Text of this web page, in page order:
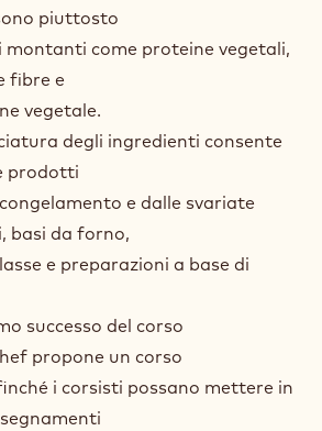
piuttosto
come proteine vegetali,
fibre e
vegetale.
degli ingredienti consente
prodotti
e dalle svariate
basi da forno,
e preparazioni a base di
successo del corso
propone un corso
i corsisti possano mettere in